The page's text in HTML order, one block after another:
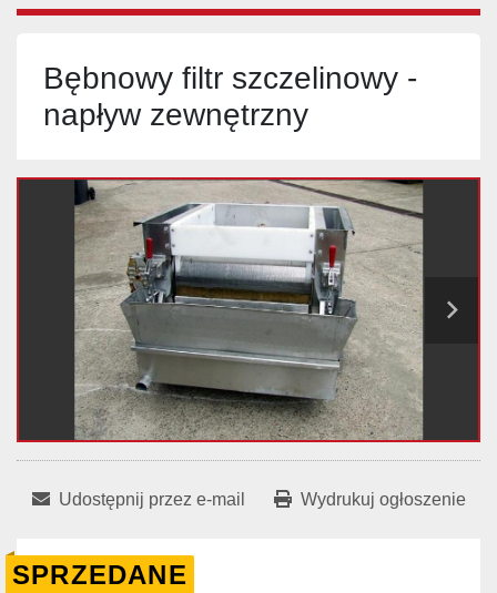
Bębnowy filtr szczelinowy -
napływ zewnętrzny
Udostępnij przez e-mail Wydrukuj ogłoszenie
SPRZEDANE